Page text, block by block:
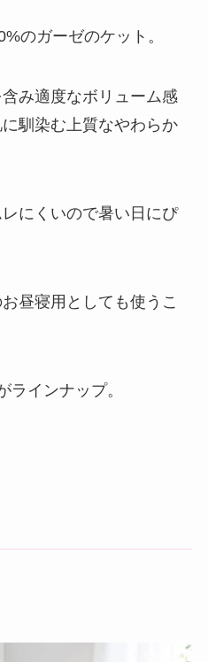
のガーゼのケット。
み適度なボリューム感
馴染む上質なやわらか
にくいので暑い日にぴ
昼寝用としても使うこ
ラインナップ。